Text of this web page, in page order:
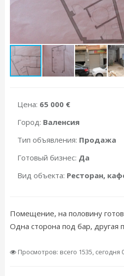
Цена: 65 000 €
Город: Валенсия
Тип объявления: Продажа
Готовый бизнес: Да
Вид объекта: Ресторан,
Помещение, на половину
Одна сторона под бар, другая
Просмотров: всего 1535, сегодня